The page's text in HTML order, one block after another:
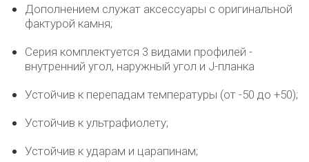
Дополнением служат аксессуары с оригинальной
фактурой камня;
Серия комплектуется 3 видами профилей -
внутренний угол, наружный угол и J-планка
Устойчив к перепадам температуры (от -50 до +50);
Устойчив к ультрафиолету;
Устойчив к ударам и царапинам;